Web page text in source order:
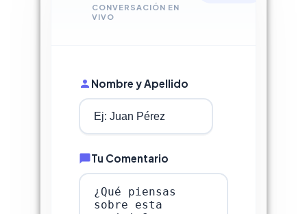
CONVERSACIÓN EN
VIVO
Nombre y Apellido
Tu Comentario